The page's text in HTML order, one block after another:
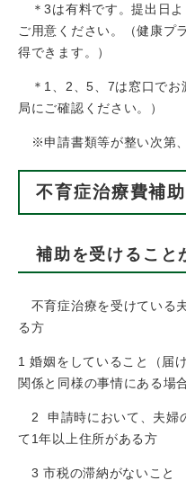
＊3は有料です。提出日
ご用意ください。（健康
得できます。）
＊1、2、5、7は窓口でお
局にご確認ください。）
※申請書類等が整い次第、
不育症治療費補
補助を受けること
不育症治療を受けている
る方
1 婚姻をしていること（届
関係と同様の事情にある場
2 申請時において、夫婦
て1年以上住所がある方
3 市税の滞納がないこと